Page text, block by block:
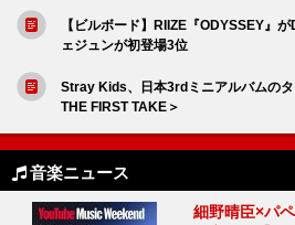
【ビルボード】RIIZE『ODYSSEY』
ェジュンが初登場3位
Stray Kids、日本3rdミニアルバムの
THE FIRST TAKE＞
音楽ニュース
細野晴臣×パ